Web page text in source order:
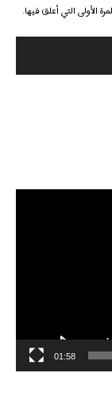
الأولى التي أعلق فيها.
01:58